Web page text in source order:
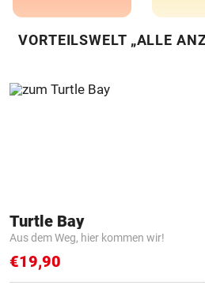
VORTEILSWELT „ALLE
Turtle Bay
Aus dem Weg, hier kommen wir!
€19,90